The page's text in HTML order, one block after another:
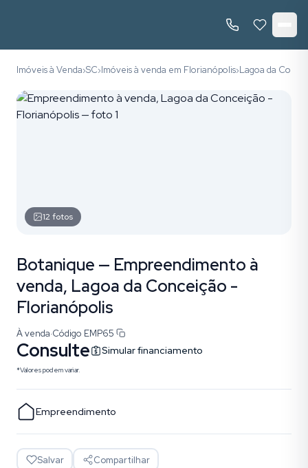
Imóveis à Venda›SC›Imóveis à venda em Florianópolis›Lagoa da
12 fotos
Botanique — Empreendimento à
venda, Lagoa da Conceição -
Florianópolis
À venda·Código EMP65
Consulte Simular financiamento
*Valores podem variar.
Empreendimento
Salvar Compartilhar